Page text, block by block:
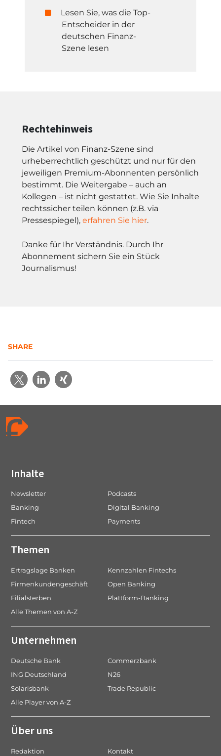
Lesen Sie, was die Top-
Entscheider in der
deutschen Finanz-
Szene lesen
Rechtehinweis
Die Artikel von Finanz-Szene sind
urheberrechtlich geschützt und nur für den
jeweiligen Premium-Abonnenten persönlich
bestimmt. Die Weitergabe – auch an
Kollegen – ist nicht gestattet. Wie Sie Inhalte
rechtssicher teilen können (z.B. via
Pressespiegel), erfahren Sie hier.
Danke für Ihr Verständnis. Durch Ihr
Abonnement sichern Sie ein Stück
Journalismus!
SHARE
Inhalte
Newsletter
Podcasts
Banking
Digital Banking
Fintech
Payments
Themen
Ertragslage Banken
Kennzahlen Fintechs
Firmenkundengeschäft
Open Banking
Filialsterben
Plattform-Banking
Alle Themen von A-Z
Unternehmen
Deutsche Bank
Commerzbank
ING Deutschland
N26
Solarisbank
Trade Republic
Alle Player von A-Z
Über uns
Redaktion Kontakt